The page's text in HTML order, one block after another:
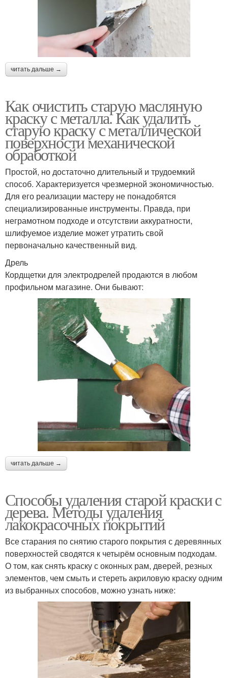
читать дальше →
Как очистить старую масляную
краску с металла. Как удалить
старую краску с металлической
поверхности механической
обработкой
Простой, но достаточно длительный и трудоемкий
способ. Характеризуется чрезмерной экономичностью.
Для его реализации мастеру не понадобятся
специализированные инструменты. Правда, при
неграмотном подходе и отсутствии аккуратности,
шлифуемое изделие может утратить свой
первоначально качественный вид.
Дрель
Кордщетки для электродрелей продаются в любом
профильном магазине. Они бывают:
читать дальше →
Способы удаления старой краски с
дерева. Методы удаления
лакокрасочных покрытий
Все старания по снятию старого покрытия с деревянных
поверхностей сводятся к четырём основным подходам.
О том, как снять краску с оконных рам, дверей, резных
элементов, чем смыть и стереть акриловую краску одним
из выбранных способов, можно узнать ниже: